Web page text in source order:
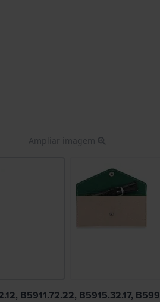
Ampliar imagem
B5911.72.22, B5915.32.17,